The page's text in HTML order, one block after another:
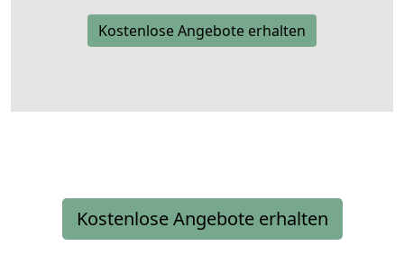
Kostenlose Angebote erhalten
Kostenlose Angebote erhalten